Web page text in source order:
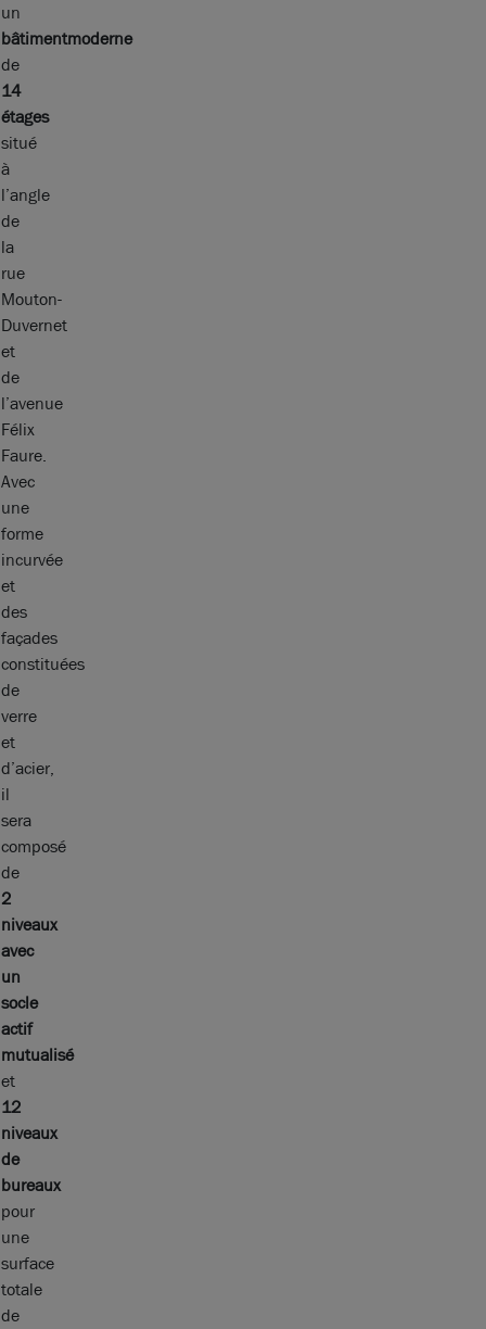
un
bâtimentmoderne
de
14
étages
situé
à
l’angle
de
la
rue
Mouton-
Duvernet
et
de
l’avenue
Félix
Faure.
Avec
une
forme
incurvée
et
des
façades
constituées
de
verre
et
d’acier,
il
sera
composé
de
2
niveaux
avec
un
socle
actif
mutualisé
et
12
niveaux
de
bureaux
pour
une
surface
totale
de